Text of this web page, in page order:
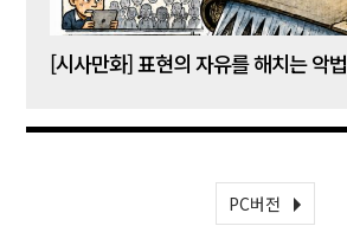
[시사만화] 표현의 자유를 해치는 악법
PC버전